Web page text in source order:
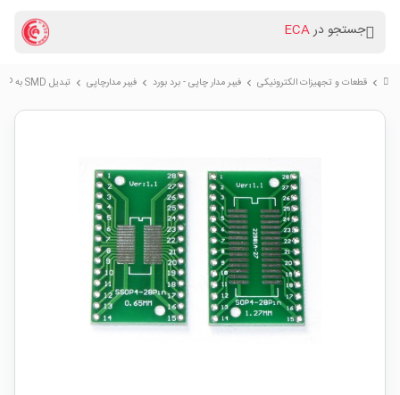
جستجو درECA
chevron_right قطعات و تجهیزات الکترونیکی chevron_right فیبر مدار چاپی - برد بورد chevron_right فیبر مدارچاپی chevron_right تبدیل SMD به DIP پکیج SOP28 SSOP28 TSSOP28